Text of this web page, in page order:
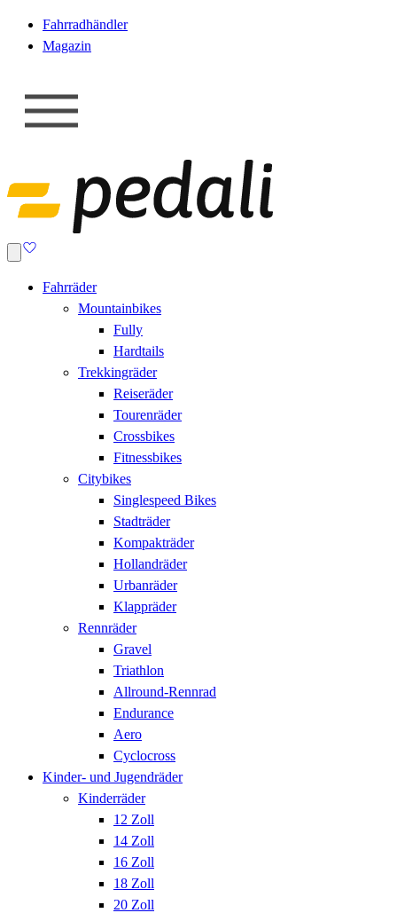
Fahrradhändler
Magazin
Fahrräder
Mountainbikes
Fully
Hardtails
Trekkingräder
Reiseräder
Tourenräder
Crossbikes
Fitnessbikes
Citybikes
Singlespeed Bikes
Stadträder
Kompakträder
Hollandräder
Urbanräder
Klappräder
Rennräder
Gravel
Triathlon
Allround-Rennrad
Endurance
Aero
Cyclocross
Kinder- und Jugendräder
Kinderräder
12 Zoll
14 Zoll
16 Zoll
18 Zoll
20 Zoll